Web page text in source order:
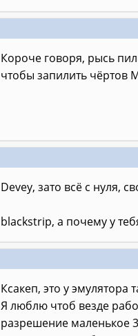
Короче говоря, рысь
чтобы запилить чёртов
Devey, зато всё с нуля,
blackstrip, а почему у
Ксакеп, это у эмулятора
Я люблю чтоб везде
разрешение маленькое